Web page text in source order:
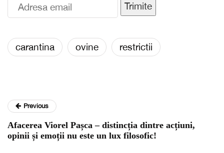
Trimite
carantina ovine restrictii
Previous
Afacerea Viorel Pașca – distincția dintre acțiuni,
opinii și emoții nu este un lux filosofic!